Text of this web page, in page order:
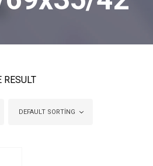
RESULT
DEFAULT SORTING